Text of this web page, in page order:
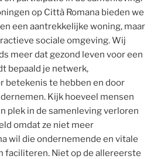
op Città Romana bieden we
een aantrekkelijke woning, maar
sociale omgeving. Wij
meer dat gezond leven voor een
bepaald je netwerk,
betekenis te hebben en door
Kijk hoeveel mensen
plek in de samenleving verloren
omdat ze niet meer
wil die ondernemende en vitale
faciliteren. Niet op de allereerste